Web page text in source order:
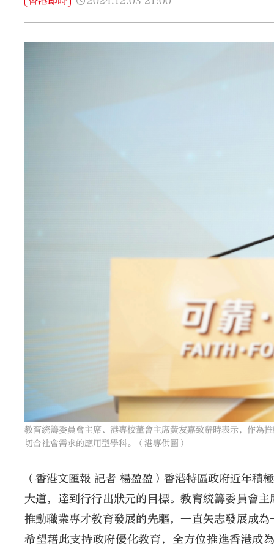
教育統籌委員會主席、港專校董會主席黃友嘉致辭時表示，作為
切合社會需求的應用型學科。（港專供圖）
（香港文匯報 記者 楊盈盈）香港特區政府近年積
大道，達到行行出狀元的目標。教育統籌委員會
推動職業專才教育發展的先驅，一直矢志發展成
希望藉此支持政府優化教育，全方位推進香港成